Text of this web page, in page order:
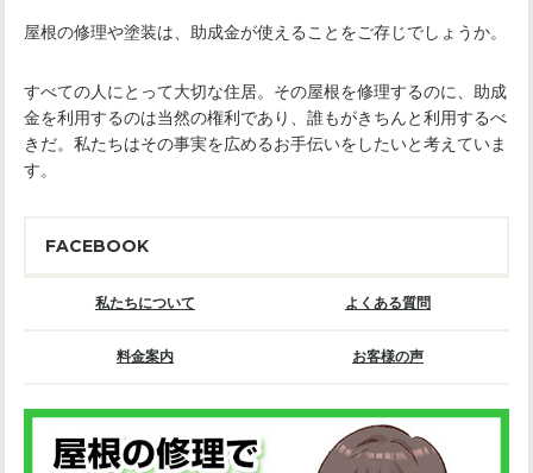
屋根の修理や塗装は、助成金が使えることをご存じでしょうか。
すべての人にとって大切な住居。その屋根を修理するのに、助成
金を利用するのは当然の権利であり、誰もがきちんと利用するべ
きだ。私たちはその事実を広めるお手伝いをしたいと考えていま
す。
FACEBOOK
私たちについて よくある質問
料金案内 お客様の声